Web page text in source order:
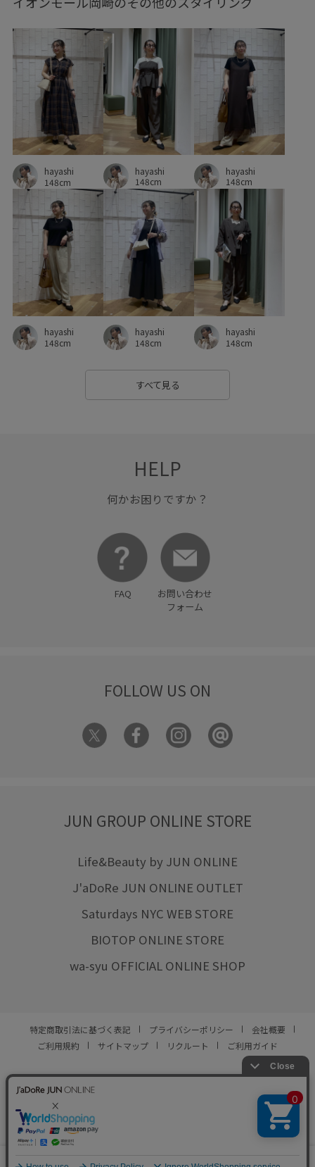
0
シアー素材 シャツ シャリ感 シンプル
シンプルコーデ ジャケット ジャストサイズ
スカーフ スッキリ ストラップ ストレスフリー
セット ソックス タイツ タック
チェック柄 デイリー使い デニム合わせ トレンド
トレンド感 ドライ ドライタッチ ナイロン
パンツ フェイクレザー フェミニン
フレアスカート フレアヒール フーディー ヘルシー
ヘンリーネック ベーシック ペプラム ボリューム感
ミニバッグ ミュール メリハリ モノトーン
モード リブ レイヤードスタイル ワイドパンツ
ヴィンテージ ヴィンテージ感 上品 伸縮性
大人っぽい 大人カジュアル 大人可愛い
安定感 定番 定番色 幅広
肌馴染が良い 華やか
軽量素材 透かし編み 透け感
hayashi
148cm
hayashi
148cm
hayashi
148cm
hayashi
148cm
hayashi
148cm
hayashi
148cm
すべて見る
HELP
何かお困りですか？
FAQ
お問い合わせ
フォーム
FOLLOW US ON
JUN GROUP ONLINE STORE
Life&Beauty by JUN ONLINE
J'aDoRe JUN ONLINE OUTLET
Saturdays NYC WEB STORE
BIOTOP ONLINE STORE
wa-syu OFFICIAL ONLINE SHOP
特定商取引法に基づく表記 プライバシーポリシー
会社概要
ご利用規約
サイトマップ リクルート ご利用ガイド
© JUN CO.,LTD. ALL RIGHTS RESERVED.